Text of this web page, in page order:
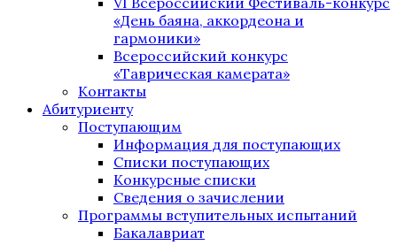
«День баяна, аккордеона и
гармоники»
Всероссийский конкурс
«Таврическая камерата»
Контакты
Абитуриенту
Поступающим
Информация для поступающих
Списки поступающих
Конкурсные списки
Сведения о зачислении
Программы вступительных испытаний
Бакалавриат